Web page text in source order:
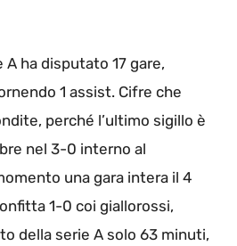
A ha disputato 17 gare,
1 assist. Cifre che
perché l’ultimo sigillo è
nel 3-0 interno al
una gara intera il 4
1-0 coi giallorossi,
della serie A solo 63 minuti,